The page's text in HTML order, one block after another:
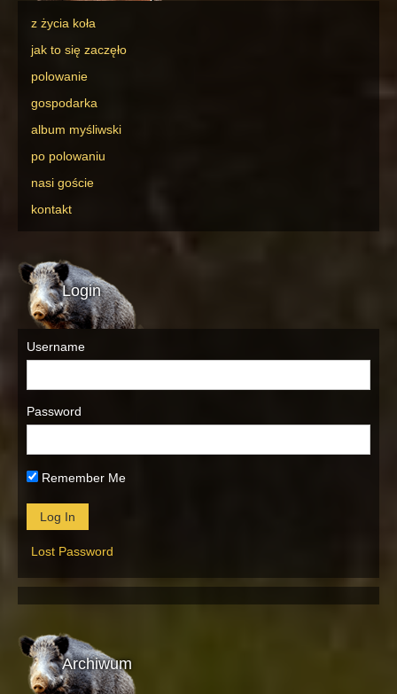
z życia koła
jak to się zaczęło
polowanie
gospodarka
album myśliwski
po polowaniu
nasi goście
kontakt
Login
Username
Password
Remember Me
Lost Password
Archiwum